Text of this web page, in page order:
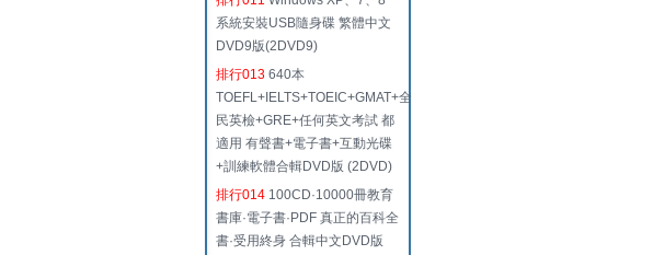
系統安裝USB隨身碟 繁體中文
DVD9版(2DVD9)
排行013 640本
TOEFL+IELTS+TOEIC+GMAT+全
民英檢+GRE+任何英文考試 都
適用 有聲書+電子書+互動光碟
+訓練軟體合輯DVD版 (2DVD)
排行014 100CD·10000冊教育
書庫·電子書·PDF 真正的百科全
書·受用終身 合輯中文DVD版